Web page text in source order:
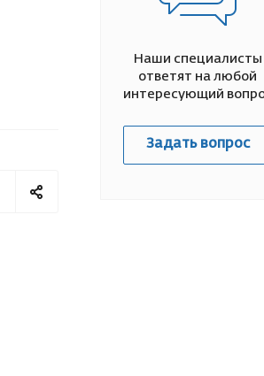
Наши специалисты
ответят на любой
интересующий
Задать вопрос